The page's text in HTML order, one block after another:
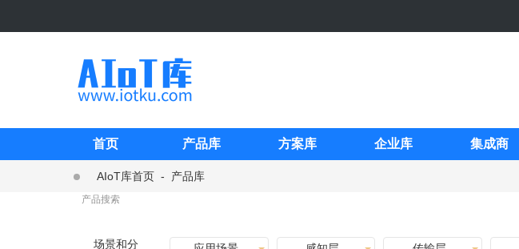
首页 产品库 方案库 企业库 集成商
AIoT库首页 -
产品库
场景和分